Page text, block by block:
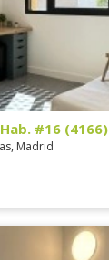
#16 (4166)
Madrid